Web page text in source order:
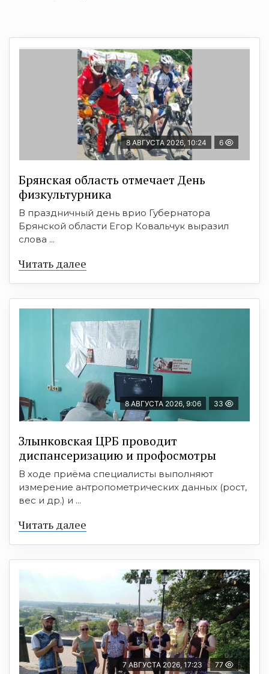
8 АВГУСТА 2026, 10:24 6
Брянская область отмечает День
физкультурника
В праздничный день врио Губернатора
Брянской области Егор Ковальчук выразил
слова ...
Читать далее
8 АВГУСТА 2026, 9:06 33
Злынковская ЦРБ проводит
диспансеризацию и профосмотры
В ходе приёма специалисты выполняют
измерение антропометрических данных (рост,
вес и др.) и ...
Читать далее
7 АВГУСТА 2026, 17:23 77